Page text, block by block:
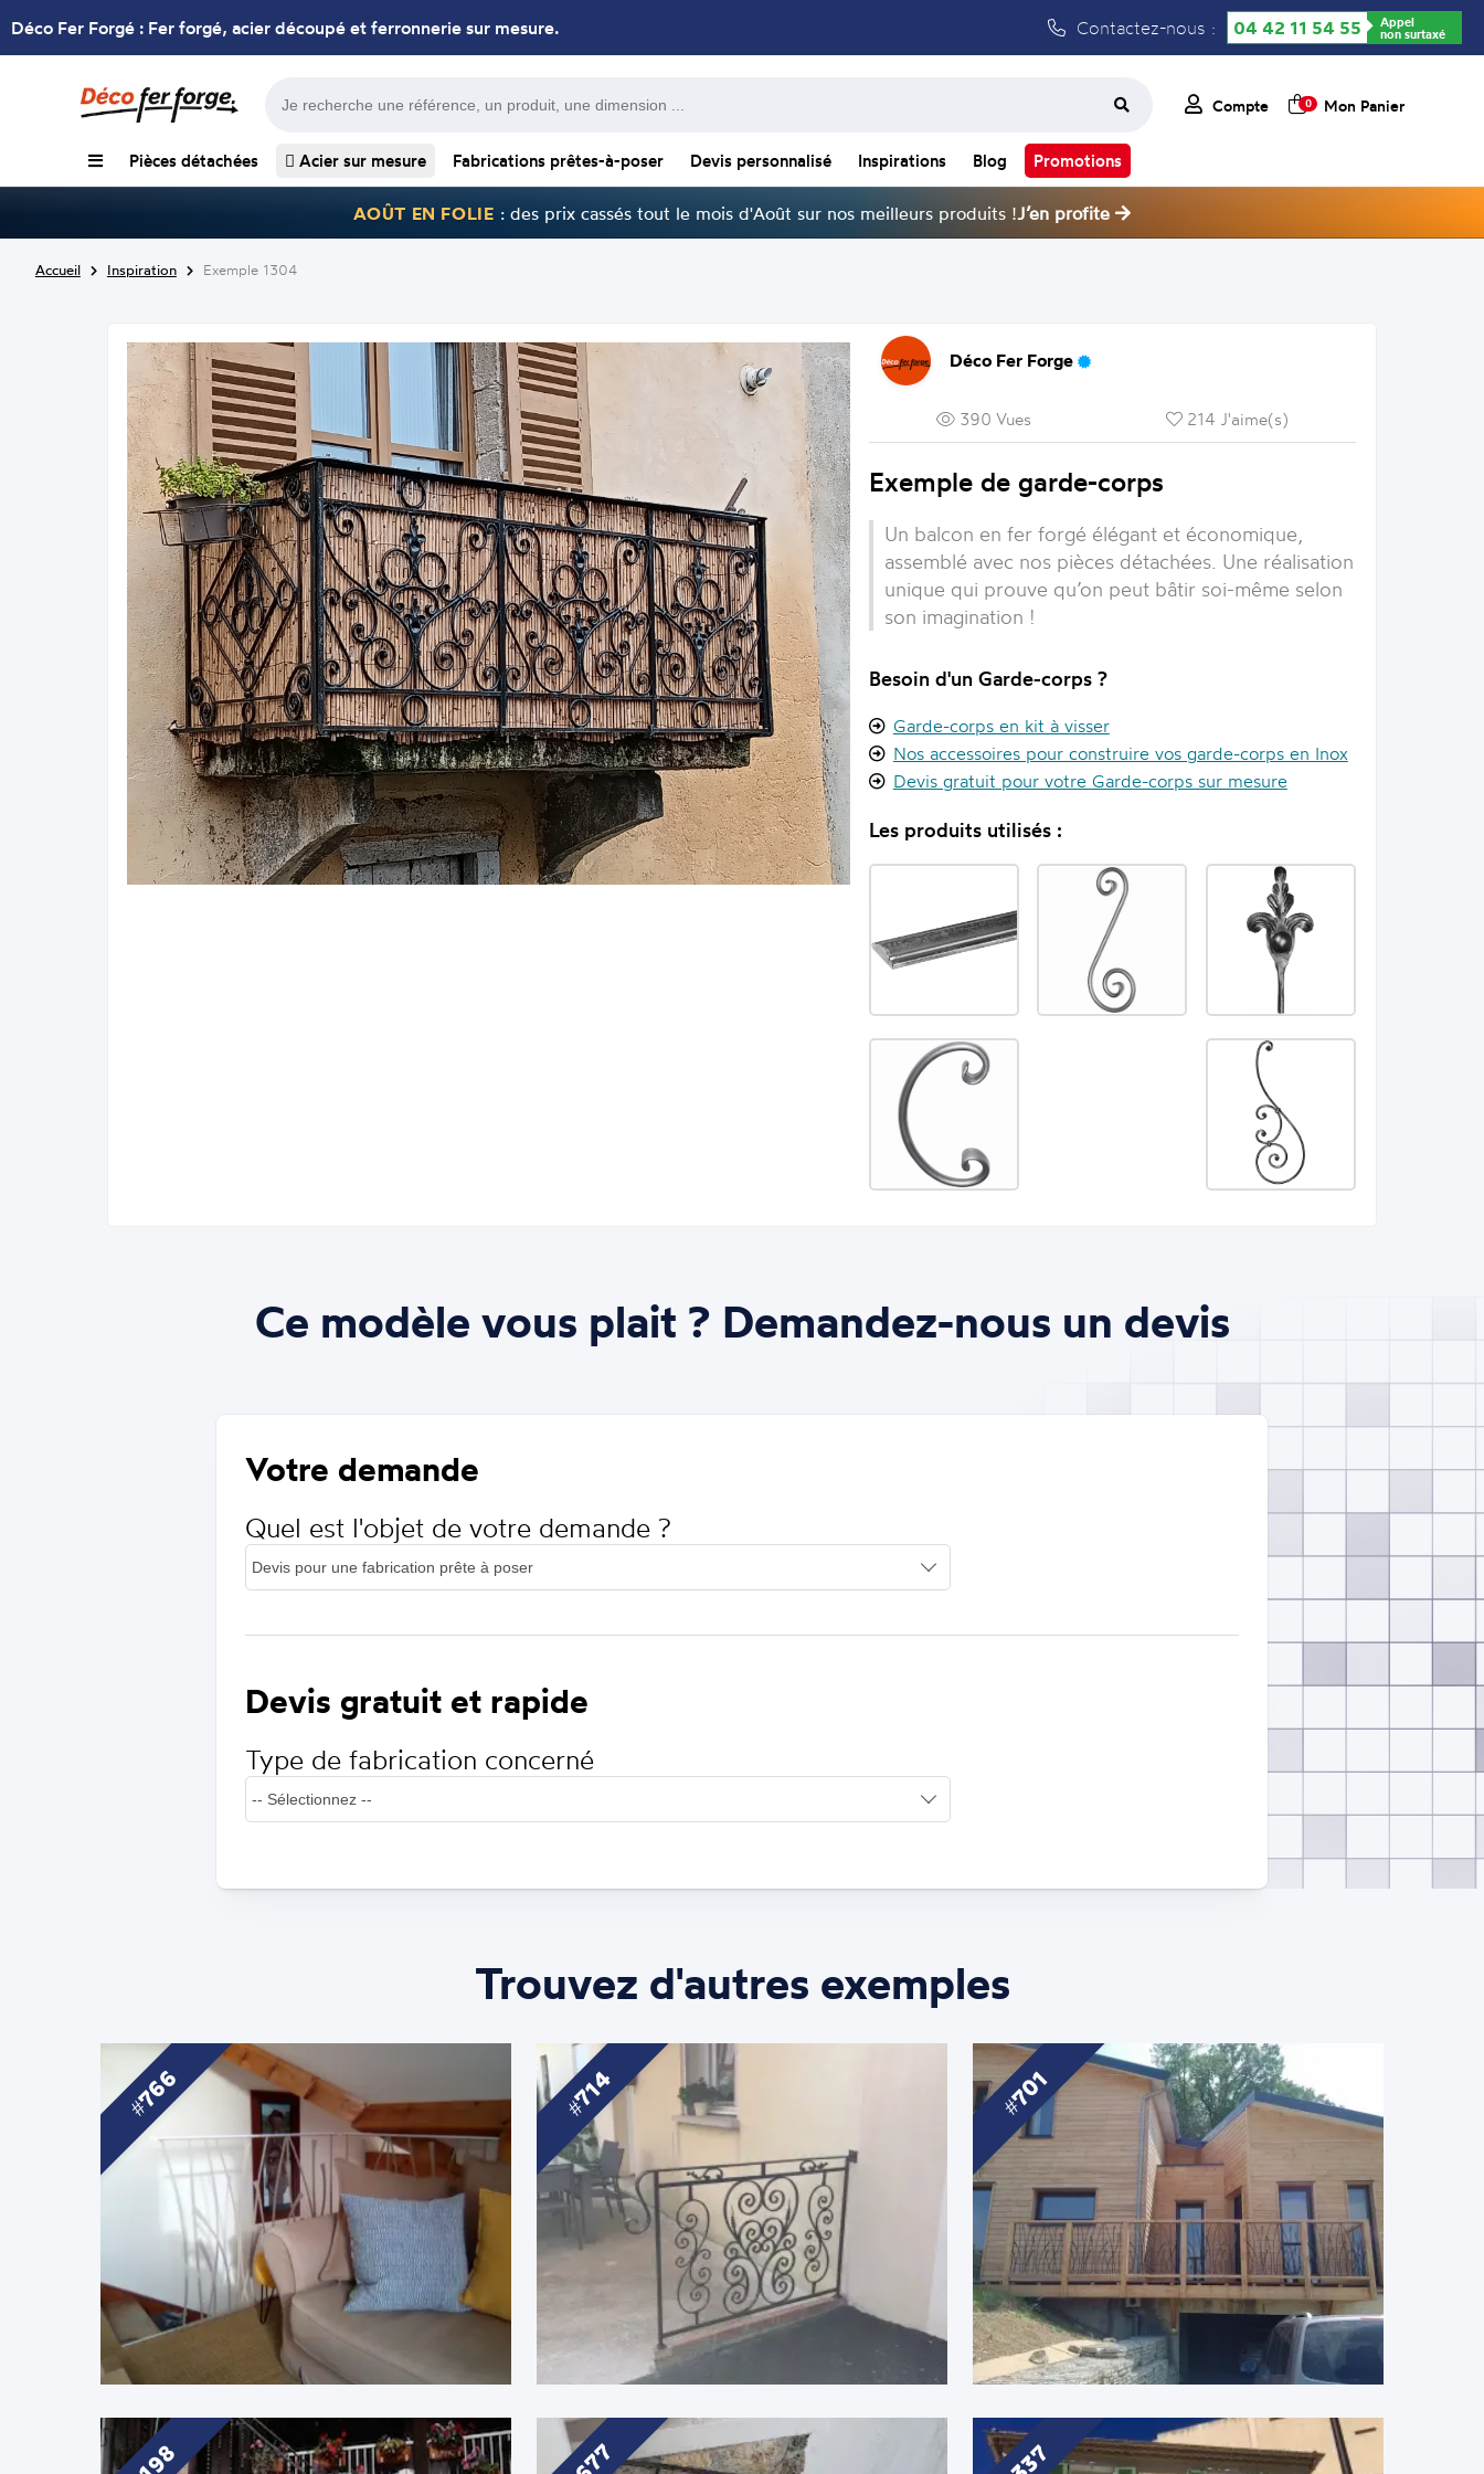
Déco Fer Forgé : Fer forgé, acier découpé et ferronnerie sur mesure. Contactez-nous : 04 42 11 54 55 Appel
non surtaxé
Compte 0 Mon Panier
Pièces détachées Acier sur mesure Fabrications prêtes-à-poser Devis personnalisé Inspirations Blog Promotions
AOÛT EN FOLIE : des prix cassés tout le mois d'Août sur nos meilleurs produits !J’en profite
Accueil Inspiration Exemple 1304
Déco Fer Forge
390 Vues 214 J'aime(s)
Exemple de garde-corps
Un balcon en fer forgé élégant et économique,
assemblé avec nos pièces détachées. Une réalisation
unique qui prouve qu’on peut bâtir soi-même selon
son imagination !
Besoin d'un Garde-corps ?
Garde-corps en kit à visser
Nos accessoires pour construire vos garde-corps en Inox
Devis gratuit pour votre Garde-corps sur mesure
Les produits utilisés :
Ce modèle vous plait ? Demandez-nous un devis
Votre demande
Quel est l'objet de votre demande ?
Devis gratuit et rapide
Type de fabrication concerné
Trouvez d'autres exemples
766 714 701
198 677 337